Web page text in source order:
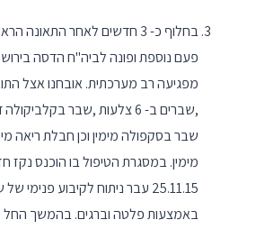
בחלוף כ- 3 חדשים לאחר
פעם נוספת ופונה לביה"ח הדסה
מפגיעה רב מערכתית. אובחנו אצל
,שברים ב- 6 צלעות ,שבר
שבר בסקפולה מימין וכן חבלת ריאה
מימין. במסגרת הטיפול בו הוכנס נקז
25.11.15 עבר ניתוח לקיבוע
באמצעות פלטה וברגים. בהמשך החל